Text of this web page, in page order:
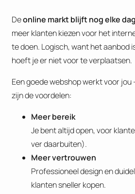
Deonline markt blijft nog elke
meer klanten kiezen voor het
te doen. Logisch, want het aanbod
hoeft je er niet voor te verplaatsen.
Een goede webshop werkt voor
zijn de voordelen:
Meer bereik
Je bent altijd open, voor
ver daarbuiten).
Meer vertrouwen
Professioneel design en
klanten sneller kopen.